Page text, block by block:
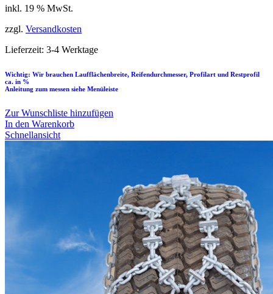
inkl. 19 % MwSt.
zzgl. Versandkosten
Lieferzeit: 3-4 Werktage
Wichtig: Wir brauchen Laufflächenbreite, Reifendurchmesser, Profilart und Restprofil
ca. in %
Anleitung zum messen siehe Menüleiste
Zur Wunschliste hinzufügen
In den Warenkorb
Schnellansicht